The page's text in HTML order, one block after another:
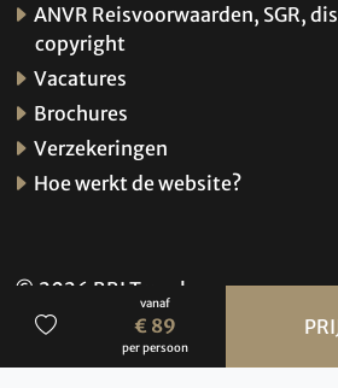
vanaf
€ 89
per persoon
ANVR Reisvoorwaarden, SGR,
copyright
Vacatures
Brochures
Verzekeringen
Hoe werkt de website?
© 2026 BBI Travel